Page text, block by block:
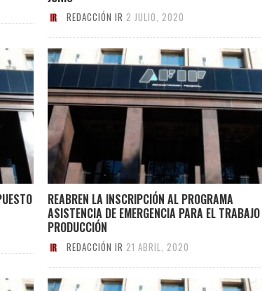
REDACCIÓN IR 2 JULIO, 2020
REABREN LA INSCRIPCIÓN AL PROGRAMA
ASISTENCIA DE EMERGENCIA PARA EL
PRODUCCIÓN
REDACCIÓN IR 21 ABRIL, 2020